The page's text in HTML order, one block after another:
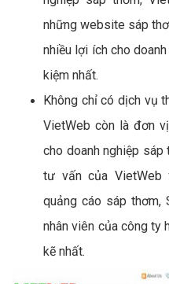
những website sáp
nhiều lợi ích cho
kiệm nhất.
Không chỉ có dịch vụ
VietWeb còn là đơn
cho doanh nghiệp sáp
tư vấn của VietWeb
quảng cáo sáp thơm,
nhân viên của công ty
kẽ nhất.